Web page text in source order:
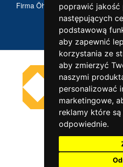
poprawić jakość
następujących
podstawową
aby zapewnić
korzystania ze
aby zmierzyć
naszymi
personalizować
marketingowe,
reklamy które
odpowiednie.
Firma Öhlins jest od lat częścią
historię Öhlins
FF-Sport Sp. z o.o.
E-